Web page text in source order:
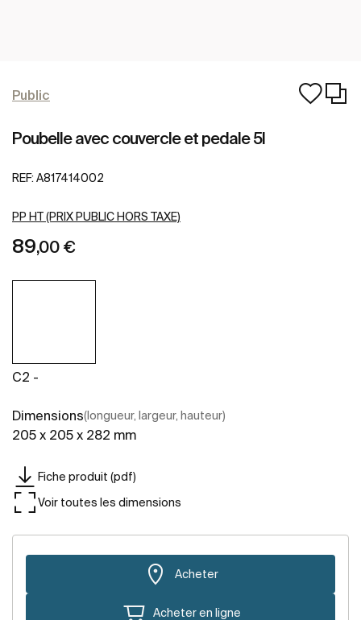
Public
Poubelle avec couvercle et pedale 5l
REF: A817414002
PP HT (PRIX PUBLIC HORS TAXE)
89,00 €
C2 -
Dimensions(longueur, largeur, hauteur)
205 x 205 x 282 mm
Fiche produit (pdf)
Voir toutes les dimensions
Acheter
Acheter en ligne